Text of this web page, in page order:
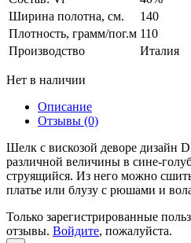
Ширина полотна, см.
140
Плотность, грамм/пог.м 110
Производство
Италия
Нет в наличии
Описание
Отзывы (0)
Шелк с вискозой деворе дизайн
различной величины в сине-
струящийся. Из него можно
платье или блузу с рюшами и
Только зарегистрированные
отзывы. Войдите, пожалуйста.